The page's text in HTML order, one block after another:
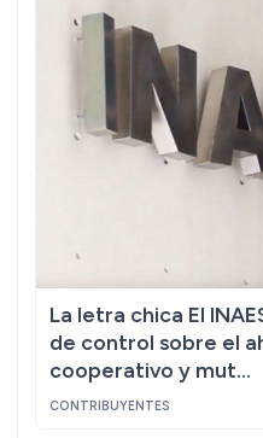
La letra chica El
de control sobre el
cooperativo y mut...
CONTRIBUYENTES